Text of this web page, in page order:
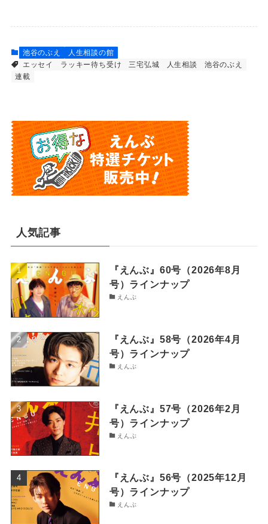
池谷のぶえ
人生相談の館
エッセイ
ラッキー待ち受け 三宅弘城 人生相談
池谷のぶえ
連載
人気記事
『えんぶ』60号（2026年8月
号）ラインナップ
えんぶ
『えんぶ』58号（2026年4月
号）ラインナップ
えんぶ
『えんぶ』57号（2026年2月
号）ラインナップ
えんぶ
『えんぶ』56号（2025年12月
号）ラインナップ
えんぶ